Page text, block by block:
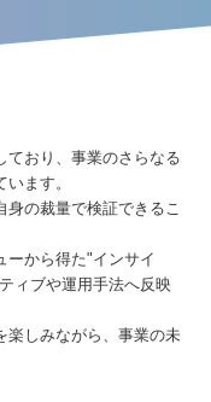
ており、事業のさらなる
ます。
の裁量で検証できるこ
ーから得た"インサイ
ィブや運用手法へ反映
楽しみながら、事業の未